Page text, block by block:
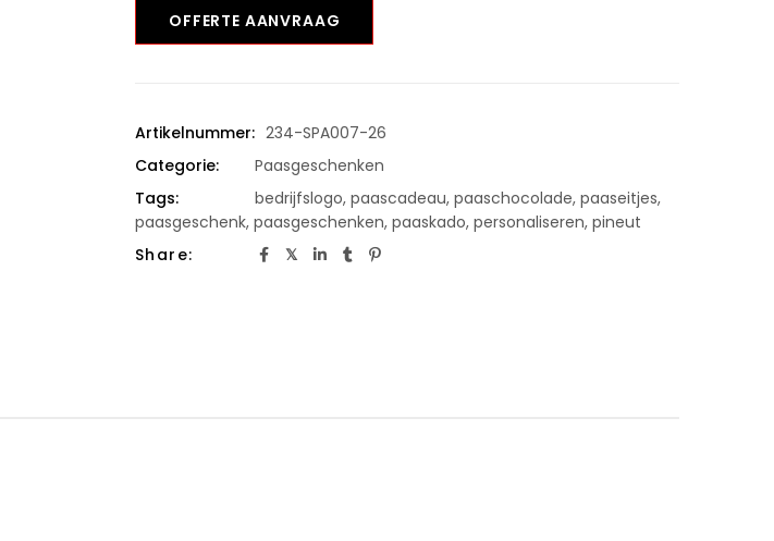
OFFERTE AANVRAAG
Artikelnummer: 234-SPA007-26
Categorie:
Paasgeschenken
Tags:
bedrijfslogo, paascadeau, paaschocolade, paaseitjes,
paasgeschenk, paasgeschenken, paaskado, personaliseren, pineut
Share: